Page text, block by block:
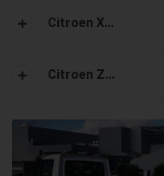
Citroen X...
Citroen Z...